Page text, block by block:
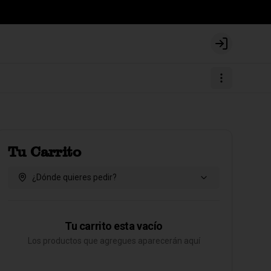
Login
Tu Carrito
¿Dónde quieres pedir?
Tu carrito esta vacío
Los productos que agregues aparecerán aquí